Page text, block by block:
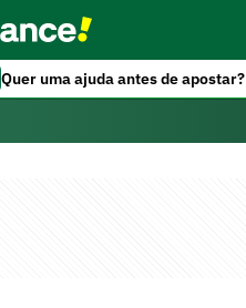
Quer uma ajuda antes de apostar?